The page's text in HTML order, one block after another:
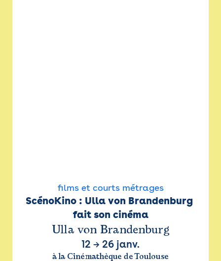
films et courts métrages
ScénoKino : Ulla von Brandenburg
fait son cinéma
Ulla von Brandenburg
12 → 26 janv.
à la Cinémathèque de Toulouse